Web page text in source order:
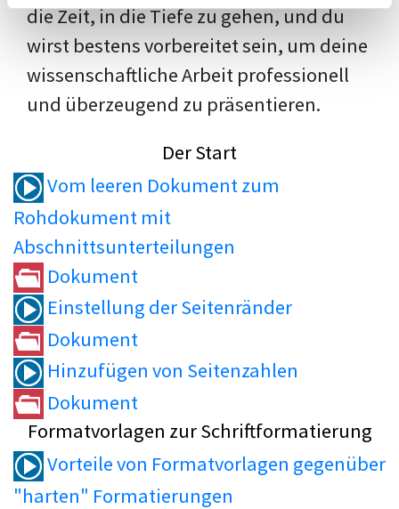
die Zeit, in die Tiefe zu gehen, und du
wirst bestens vorbereitet sein, um deine
wissenschaftliche Arbeit professionell
und überzeugend zu präsentieren.
Der Start
Vom leeren Dokument zum
Rohdokument mit
Abschnittsunterteilungen
Dokument
Einstellung der Seitenränder
Dokument
Hinzufügen von Seitenzahlen
Dokument
Formatvorlagen zur Schriftformatierung
Vorteile von Formatvorlagen gegenüber
"harten" Formatierungen